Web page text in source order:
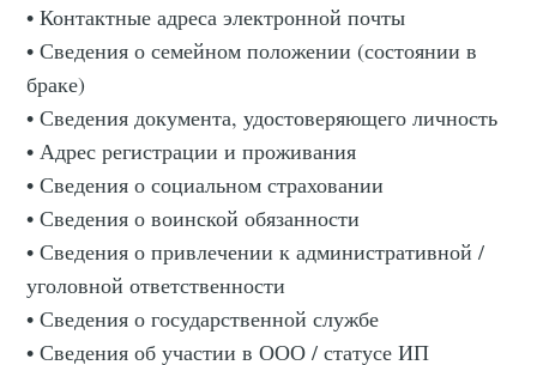
• Контактные адреса электронной почты
• Сведения о семейном положении (состоянии в
браке)
• Сведения документа, удостоверяющего личность
• Адрес регистрации и проживания
• Сведения о социальном страховании
• Сведения о воинской обязанности
• Сведения о привлечении к административной /
уголовной ответственности
• Сведения о государственной службе
• Сведения об участии в ООО / статусе ИП